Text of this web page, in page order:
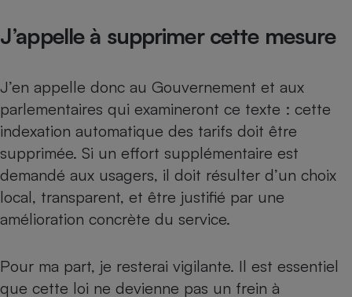
J’appelle à supprimer cette mesure
J’en appelle donc au Gouvernement et aux
parlementaires qui examineront ce texte : cette
indexation automatique des tarifs doit être
supprimée. Si un effort supplémentaire est
demandé aux usagers, il doit résulter d’un choix
local, transparent, et être justifié par une
amélioration concrète du service.
Pour ma part, je resterai vigilante. Il est essentiel
que cette loi ne devienne pas un frein à